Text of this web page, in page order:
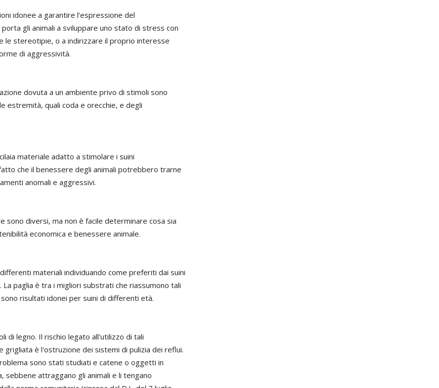
idonee a garantire l'espressione del
gli animali a sviluppare uno stato di stress con
le stereotipie, o a indirizzare il proprio interesse
di aggressività.
dovuta a un ambiente privo di stimoli sono
estremità, quali coda e orecchie, e degli
materiale adatto a stimolare i suini
che il benessere degli animali potrebbero trarne
anomali e aggressivi.
sono diversi, ma non è facile determinare cosa sia
economica e benessere animale.
materiali individuando come preferiti dai suini
paglia è tra i migliori substrati che riassumono tali
risultati idonei per suini di differenti età.
di legno. Il rischio legato all'utilizzo di tali
grigliata è l'ostruzione dei sistemi di pulizia dei reflui.
sono stati studiati e catene o oggetti in
sebbene attraggano gli animali e li tengano